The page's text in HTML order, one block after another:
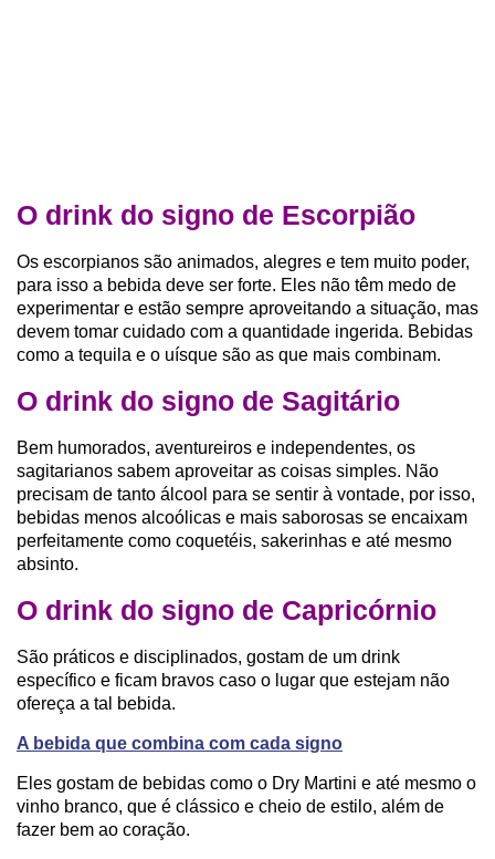
O drink do signo de Escorpião
Os escorpianos são animados, alegres e tem muito poder,
para isso a bebida deve ser forte. Eles não têm medo de
experimentar e estão sempre aproveitando a situação, mas
devem tomar cuidado com a quantidade ingerida. Bebidas
como a tequila e o uísque são as que mais combinam.
O drink do signo de Sagitário
Bem humorados, aventureiros e independentes, os
sagitarianos sabem aproveitar as coisas simples. Não
precisam de tanto álcool para se sentir à vontade, por isso,
bebidas menos alcoólicas e mais saborosas se encaixam
perfeitamente como coquetéis, sakerinhas e até mesmo
absinto.
O drink do signo de Capricórnio
São práticos e disciplinados, gostam de um drink
específico e ficam bravos caso o lugar que estejam não
ofereça a tal bebida.
A bebida que combina com cada signo
Eles gostam de bebidas como o Dry Martini e até mesmo o
vinho branco, que é clássico e cheio de estilo, além de
fazer bem ao coração.